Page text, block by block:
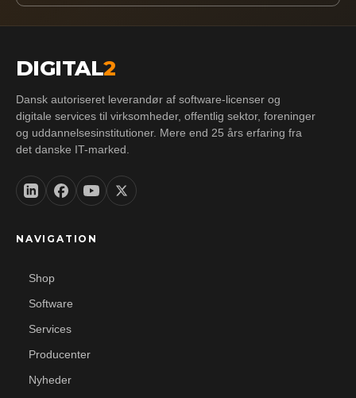
DIGITAL2
Dansk autoriseret leverandør af software-licenser og
digitale services til virksomheder, offentlig sektor, foreninger
og uddannelsesinstitutioner. Mere end 25 års erfaring fra
det danske IT-marked.
NAVIGATION
Shop
Software
Services
Producenter
Nyheder